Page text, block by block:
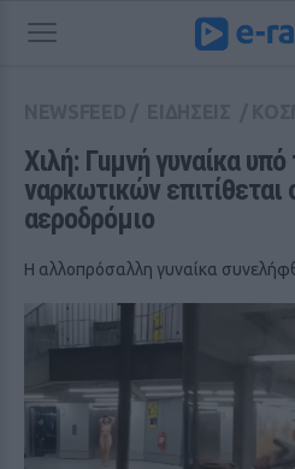
Χιλή: Γuμνή γυναίκα υπό
ναρκωτικών
αεροδρόμιο
Η αλλοπρόσαλλη γυναίκα